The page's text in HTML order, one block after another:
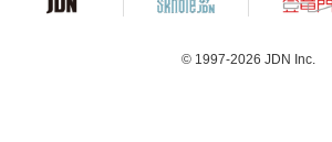
© 1997-2026 JDN Inc.